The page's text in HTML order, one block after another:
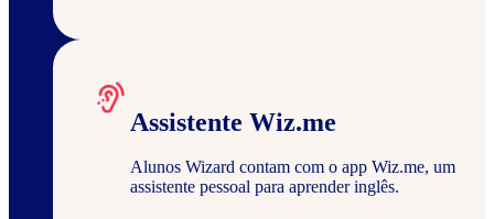
Assistente Wiz.me
Alunos Wizard contam com o app Wiz.me, um
assistente pessoal para aprender inglês.